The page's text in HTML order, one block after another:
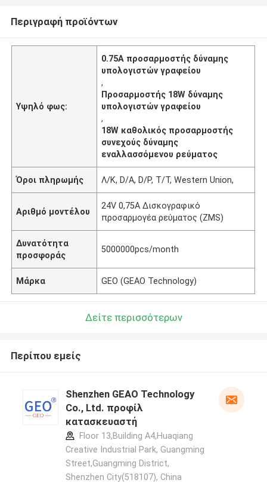
Περιγραφή προϊόντων
Υψηλό φως:
0.75A προσαρμοστής δύναμης
υπολογιστών γραφείου
,
Προσαρμοστής 18W δύναμης
υπολογιστών γραφείου
,
18W καθολικός προσαρμοστής
συνεχούς δύναμης
εναλλασσόμενου ρεύματος
Όροι πληρωμής Λ/Κ, D/A, D/P, T/T, Western Union,
Αριθμό μοντέλου
24V 0,75A Δισκογραφικό
προσαρμογέα ρεύματος (ZMS)
Δυνατότητα
προσφοράς
5000000pcs/month
Μάρκα GEO (GEAO Technology)
Δείτε περισσότερων
Περίπου εμείς
Shenzhen GEAO Technology
Co., Ltd. προφίλ
κατασκευαστή
Floor 13,Building A4,Huaqiang
Creative Industrial Park, Guangming
Street,Guangming District,
Shenzhen City(518107), China